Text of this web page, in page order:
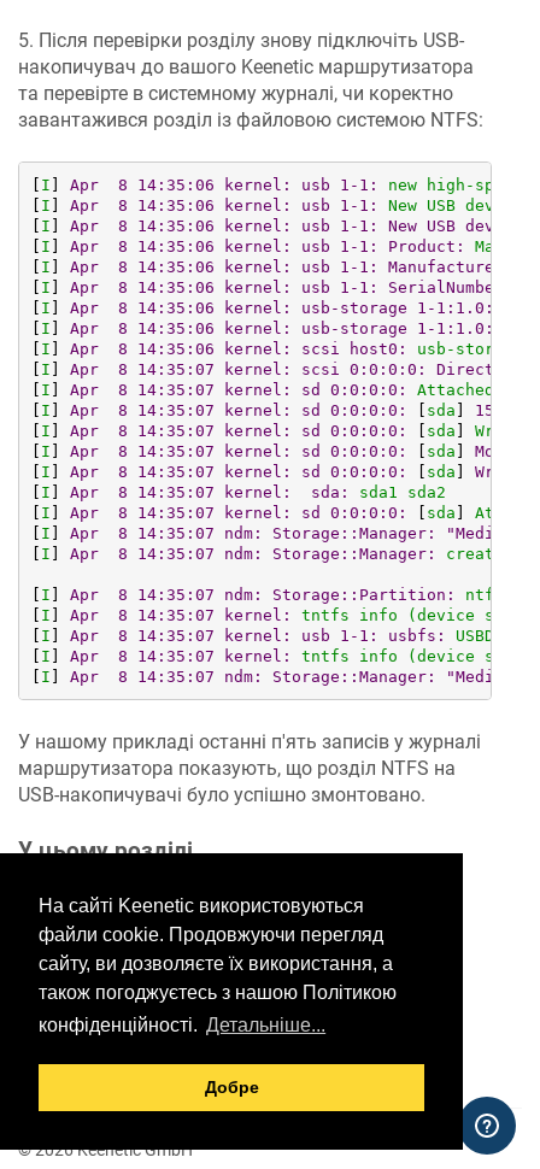
На сайті Keenetic використовуються
файли cookie. Продовжуючи перегляд
сайту, ви дозволяєте їх використання, а
також погоджуєтесь з нашою Політикою
конфіденційності. Детальніше...
Добре
5. Після перевірки розділу знову підключіть USB-
накопичувач до вашого Keenetic маршрутизатора
та перевірте в системному журналі, чи коректно
завантажився розділ із файловою системою NTFS:
[ I ] Apr  8 14:35:06 kernel: usb 1-1: new high-speed
[ I ] Apr  8 14:35:06 kernel: usb 1-1: New USB device
[ I ] Apr  8 14:35:06 kernel: usb 1-1: New USB device
[ I ] Apr  8 14:35:06 kernel: usb 1-1: Product: Mass
[ I ] Apr  8 14:35:06 kernel: usb 1-1: Manufacturer:
[ I ] Apr  8 14:35:06 kernel: usb 1-1: SerialNumber:
[ I ] Apr  8 14:35:06 kernel: usb-storage 1-1:1.0:
[ I ] Apr  8 14:35:06 kernel: usb-storage 1-1:1.0:
[ I ] Apr  8 14:35:06 kernel: scsi host0: usb-storage
[ I ] Apr  8 14:35:07 kernel: scsi 0:0:0:0: Direct-
[ I ] Apr  8 14:35:07 kernel: sd 0:0:0:0: Attached
[ I ] Apr  8 14:35:07 kernel: sd 0:0:0:0: [ sda ]
[ I ] Apr  8 14:35:07 kernel: sd 0:0:0:0: [ sda ] Write
[ I ] Apr  8 14:35:07 kernel: sd 0:0:0:0: [ sda ] Mode
[ I ] Apr  8 14:35:07 kernel: sd 0:0:0:0: [ sda ] Write
[ I ] Apr  8 14:35:07 kernel:  sda: sda1
sda2
[ I ] Apr  8 14:35:07 kernel: sd 0:0:0:0: [ sda ]
[ I ] Apr  8 14:35:07 ndm: Storage::Manager:
"Media0":
[ I ] Apr  8 14:35:07 ndm: Storage::Manager: created
[ I ] Apr  8 14:35:07 ndm: Storage::Partition: ntfs
[ I ] Apr  8 14:35:07 kernel: tntfs info (device
sda1,
[ I ] Apr  8 14:35:07 kernel: usb 1-1: usbfs:
[ I ] Apr  8 14:35:07 kernel: tntfs info (device
sda1,
[ I ] Apr  8 14:35:07 ndm: Storage::Manager: "Media0":
У нашому прикладі останні п'ять записів у журналі
маршрутизатора показують, що розділ NTFS на
USB-накопичувачі було успішно змонтовано.
У цьому розділі
Would you like to provide
feedback? Just click here to suggest
edits.
© 2026 Keenetic GmbH